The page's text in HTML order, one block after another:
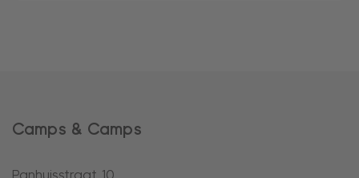
Camps & Camps